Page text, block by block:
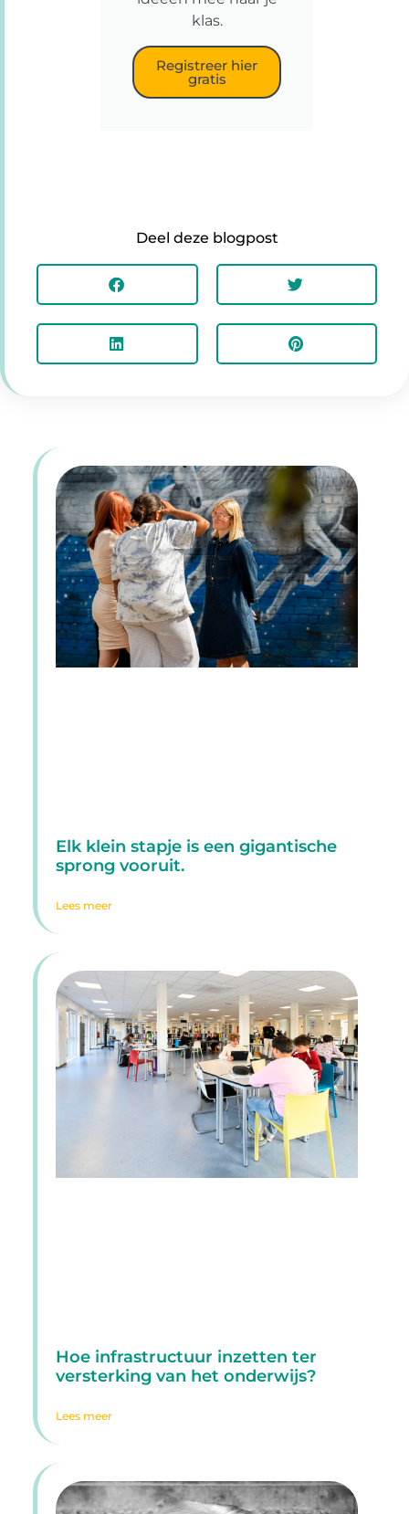
klas.
Registreer hier
gratis
Deel deze blogpost
Elk klein stapje is een gigantische
sprong vooruit.
Lees meer
Hoe infrastructuur inzetten ter
versterking van het onderwijs?
Lees meer